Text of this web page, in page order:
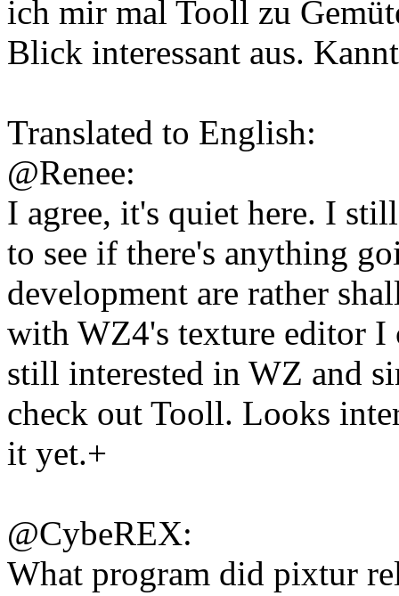
ich mir mal Tooll zu
Blick interessant aus.
Translated to English:
@Renee:
I agree, it's quiet here. I
to see if there's anything
development are rather
with WZ4's texture editor I
still interested in WZ and
check out Tooll. Looks
it yet.+
@CybeREX:
What program did pixtur